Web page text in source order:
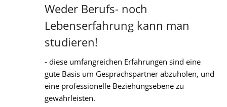
Weder Berufs- noch
Lebenserfahrung kann man
studieren!
- diese umfangreichen Erfahrungen sind eine
gute Basis um Gesprächspartner abzuholen, und
eine professionelle Beziehungsebene zu
gewährleisten.